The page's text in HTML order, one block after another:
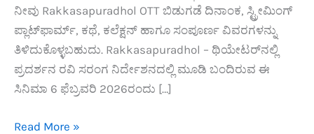
ನೀವು Rakkasapuradhol OTT ಬಿಡುಗಡೆ ದಿನಾಂಕ, ಸ್ಟ್ರೀಮಿಂಗ್
ಪ್ಲಾಟ್‌ಫಾರ್ಮ್, ಕಥೆ, ಕಲೆಕ್ಷನ್ ಹಾಗೂ ಸಂಪೂರ್ಣ ವಿವರಗಳನ್ನು
ತಿಳಿದುಕೊಳ್ಳಬಹುದು. Rakkasapuradhol – ಥಿಯೇಟರ್‌ನಲ್ಲಿ
ಪ್ರದರ್ಶನ ರವಿ ಸರಂಗ ನಿರ್ದೇಶನದಲ್ಲಿ ಮೂಡಿ ಬಂದಿರುವ ಈ
ಸಿನಿಮಾ 6 ಫೆಬ್ರವರಿ 2026ರಂದು […]
Rakkasapuradhol
Read More »